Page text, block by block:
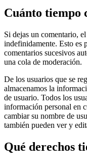
Cuánto tiempo
Si dejas un comentario,
indefinidamente. Esto es
comentarios sucesivos
una cola de moderación.
De los usuarios que se
almacenamos la
de usuario. Todos los
información personal en
cambiar su nombre de
también pueden ver y
Qué derechos